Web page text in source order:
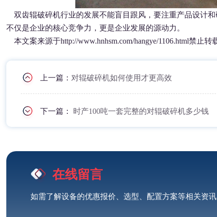
双齿辊破碎机行业的发展不能盲目跟风，要注重产品设计
不仅是企业的核心竞争力，更是企业发展的源动力。
本文案来源于http://www.hnhsm.com/hangye/1106.html禁止转
上一篇： 对辊破碎机如何使用才更高效
下一篇： 时产100吨一套完整的对辊破碎机多少钱
在线留言
如需了解设备的优惠报价、选型、配置方案等相关资